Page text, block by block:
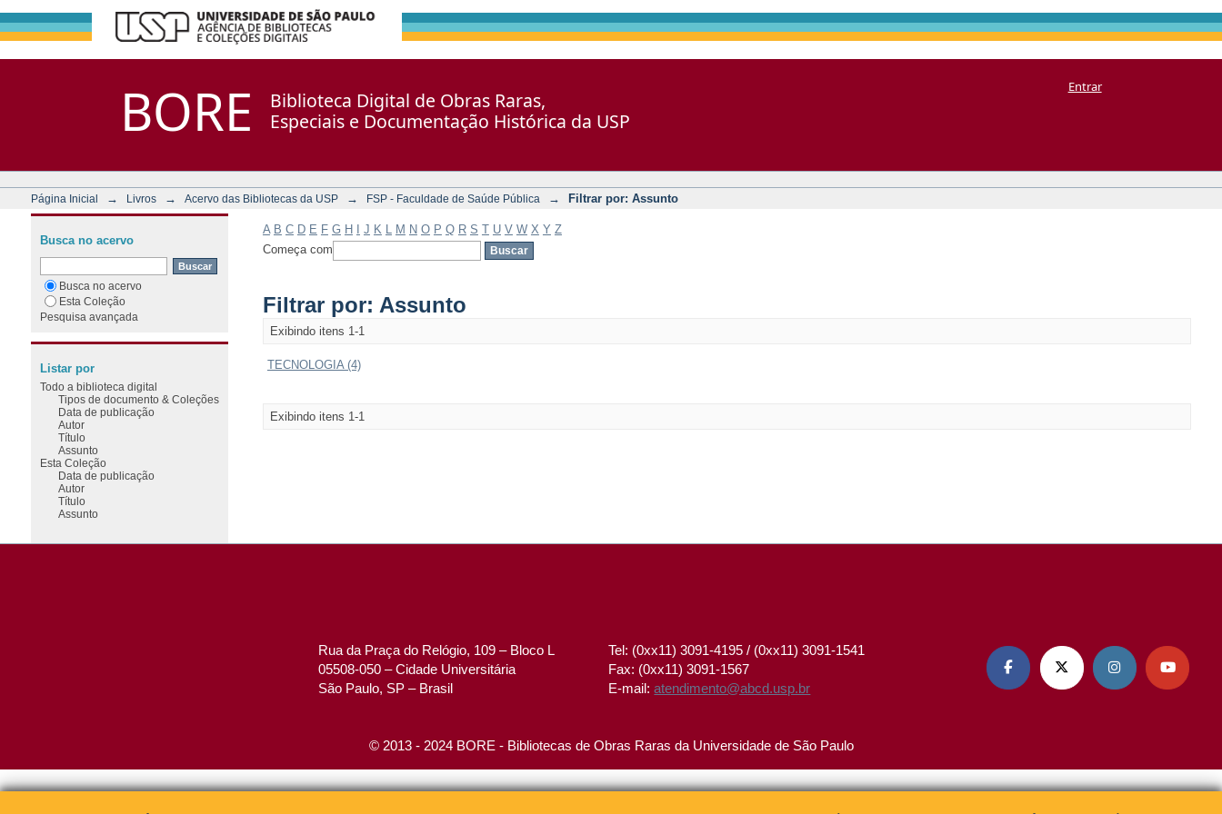
BORE
Biblioteca Digital de Obras Raras,
Especiais e Documentação Histórica da USP
Entrar
Página Inicial → Livros → Acervo das Bibliotecas da USP → FSP - Faculdade de Saúde Pública → Filtrar por: Assunto
A B C D E F G H J K M N O P Q R S T U V W X Y Z
Começa com
Filtrar por: Assunto
Exibindo itens 1-1
TECNOLOGIA (4)
Exibindo itens 1-1
Busca no acervo
Busca no acervo
Esta Coleção
Pesquisa avançada
Listar por
Todo a biblioteca digital
Tipos de documento & Coleções
Data de publicação
Autor
Título
Assunto
Esta Coleção
Data de publicação
Autor
Título
Assunto
Rua da Praça do Relógio, 109 – Bloco L
05508-050 – Cidade Universitária
São Paulo, SP – Brasil
Tel: (0xx11) 3091-4195 / (0xx11) 3091-1541
Fax: (0xx11) 3091-1567
E-mail:atendimento@abcd.usp.br
   
© 2013 - 2024 BORE - Bibliotecas de Obras Raras da Universidade de São Paulo